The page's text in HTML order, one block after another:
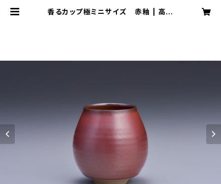
香るカップ極ミニサイズ 赤釉 | 高取